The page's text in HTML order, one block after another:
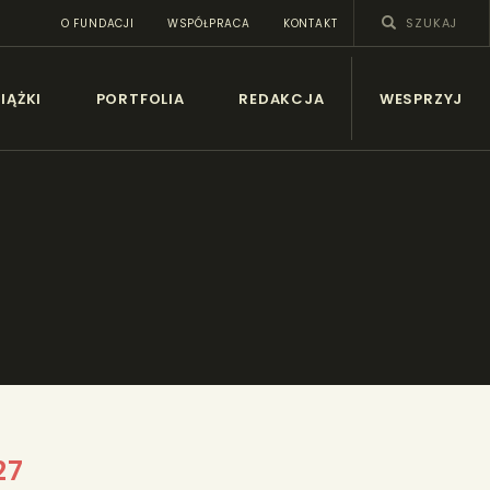
O FUNDACJI WSPÓŁPRACA KONTAKT
PORTFOLIA REDAKCJA WESPRZYJ